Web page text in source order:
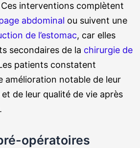
interventions complètent
abdominal ou suivent une
de l’estomac, car elles
secondaires de la chirurgie de
patients constatent
amélioration notable de leur
de leur qualité de vie après
opératoires